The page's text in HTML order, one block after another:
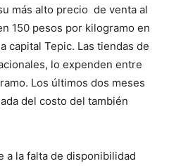
más alto precio de venta al
150 pesos por kilogramo en
capital Tepic. Las tiendas de
lo expenden entre
Los últimos dos meses
del costo del también
a la falta de disponibilidad